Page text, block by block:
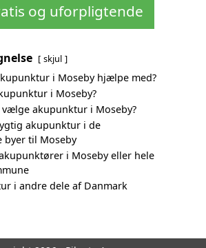
og uforpligtende
skjul
i Moseby hjælpe med?
i Moseby?
vælge akupunktur i Moseby?
akupunktur i de
til Moseby
i Moseby eller hele
i andre dele af Danmark